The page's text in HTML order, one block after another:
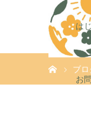
は
お
ブロ